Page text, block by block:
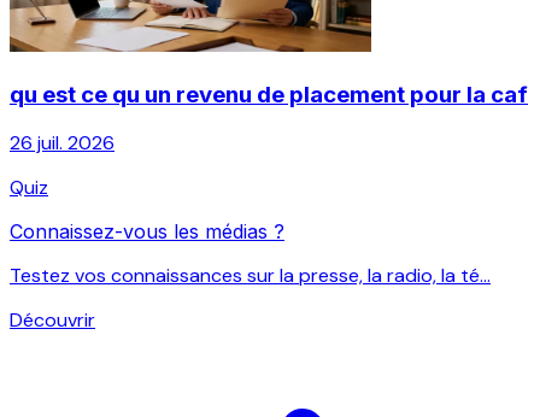
qu est ce qu un revenu de placement pour la caf
26 juil. 2026
Quiz
Connaissez-vous les médias ?
Testez vos connaissances sur la presse, la radio, la té...
Découvrir